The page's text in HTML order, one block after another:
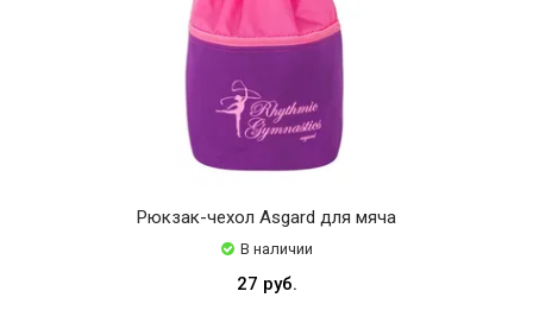
Рюкзак-чехол Asgard для мяча
В наличии
27 руб.